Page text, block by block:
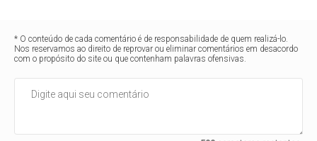
* O conteúdo de cada comentário é de responsabilidade de quem realizá-lo.
Nos reservamos ao direito de reprovar ou eliminar comentários em desacordo
com o propósito do site ou que contenham palavras ofensivas.